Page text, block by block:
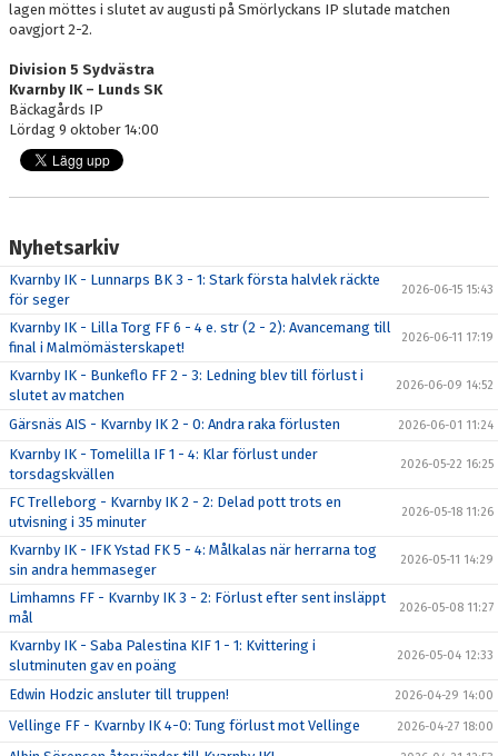
lagen möttes i slutet av augusti på Smörlyckans IP slutade matchen
oavgjort 2-2.
Division 5 Sydvästra
Kvarnby IK – Lunds SK
Bäckagårds IP
Lördag 9 oktober 14:00
Nyhetsarkiv
Kvarnby IK - Lunnarps BK 3 - 1: Stark första halvlek räckte
för seger
2026-06-15 15:43
Kvarnby IK - Lilla Torg FF 6 - 4 e. str (2 - 2): Avancemang till
final i Malmömästerskapet!
2026-06-11 17:19
Kvarnby IK - Bunkeflo FF 2 - 3: Ledning blev till förlust i
slutet av matchen
2026-06-09 14:52
Gärsnäs AIS - Kvarnby IK 2 - 0: Andra raka förlusten 2026-06-01 11:24
Kvarnby IK - Tomelilla IF 1 - 4: Klar förlust under
torsdagskvällen
2026-05-22 16:25
FC Trelleborg - Kvarnby IK 2 - 2: Delad pott trots en
utvisning i 35 minuter
2026-05-18 11:26
Kvarnby IK - IFK Ystad FK 5 - 4: Målkalas när herrarna tog
sin andra hemmaseger
2026-05-11 14:29
Limhamns FF - Kvarnby IK 3 - 2: Förlust efter sent insläppt
mål
2026-05-08 11:27
Kvarnby IK - Saba Palestina KIF 1 - 1: Kvittering i
slutminuten gav en poäng
2026-05-04 12:33
Edwin Hodzic ansluter till truppen! 2026-04-29 14:00
Vellinge FF - Kvarnby IK 4-0: Tung förlust mot Vellinge 2026-04-27 18:00